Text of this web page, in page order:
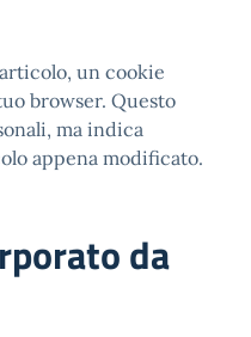
un cookie
browser. Questo
ma indica
appena modificato.
da